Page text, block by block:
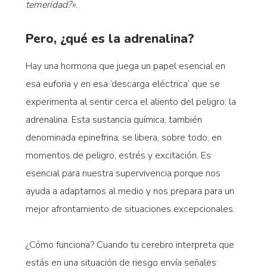
temeridad?».
Pero, ¿qué es la adrenalina?
Hay una hormona que juega un papel esencial en
esa euforia y en esa ‘descarga eléctrica’ que se
experimenta al sentir cerca el aliento del peligro: la
adrenalina. Esta sustancia química, también
denominada epinefrina, se libera, sobre todo, en
momentos de peligro, estrés y excitación. Es
esencial para nuestra supervivencia porque nos
ayuda a adaptarnos al medio y nos prepara para un
mejor afrontamiento de situaciones excepcionales.
¿Cómo funciona? Cuando tu cerebro interpreta que
estás en una situación de riesgo envía señales